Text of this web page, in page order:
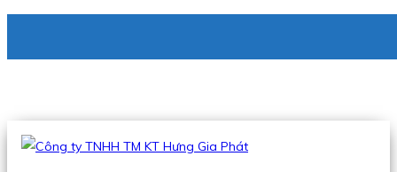
Hotline:0938 336 079